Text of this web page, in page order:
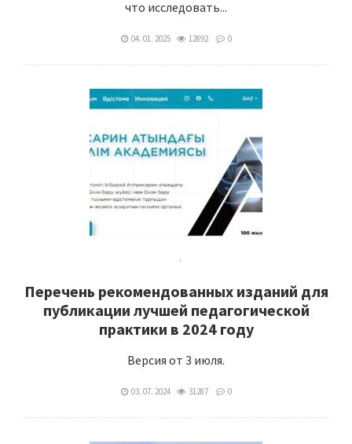
что исследовать...
04. 01. 2025 12892 0
Перечень рекомендованных изданий для
публикации лучшей педагогической
практики в 2024 году
Версия от 3 июля.
03. 07. 2024 31287 0